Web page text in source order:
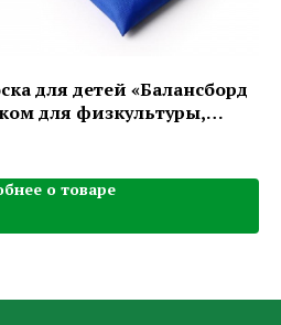
для детей «Балансборд
для физкультуры,
о товаре